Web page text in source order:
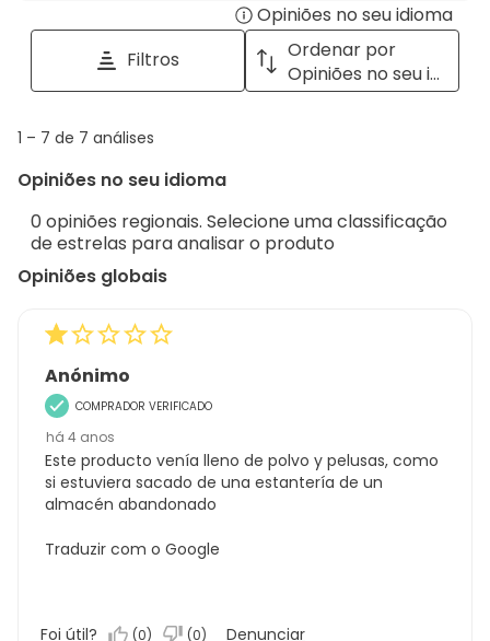
Opiniões no seu idioma
a
with
Filtros
Ordenar por
Opiniões no seu idioma
1
7
análises
1 – 7 de 7 análises
Opiniões no seu idioma
0 opiniões regionais. Selecione uma classificação
de estrelas para analisar o produto
Opiniões globais
Anónimo
COMPRADOR VERIFICADO
há 4 anos
Este producto venía lleno de polvo y pelusas, como
si estuviera sacado de una estantería de un
almacén abandonado
Traduzir com o Google
Foi útil? (0) (0) Denunciar